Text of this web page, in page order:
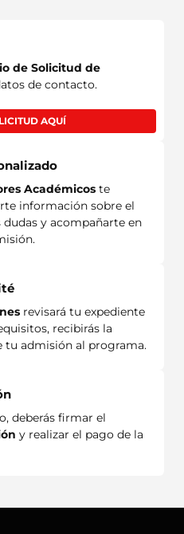
de Solicitud de
de contacto.
AQUÍ
Académicos te
información sobre el
y acompañarte en
revisará tu expediente
recibirás la
admisión al programa.
deberás firmar el
y realizar el pago de la